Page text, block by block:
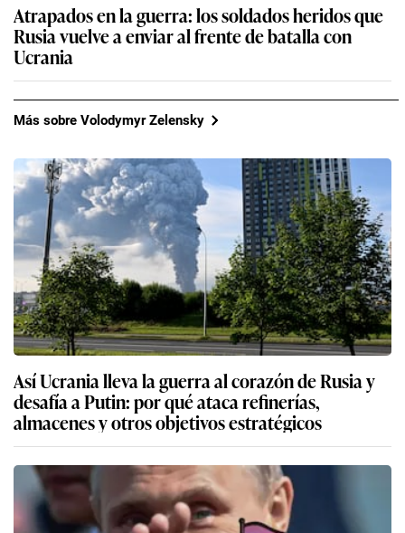
Atrapados en la guerra: los soldados heridos que
Rusia vuelve a enviar al frente de batalla con
Ucrania
Más sobre Volodymyr Zelensky
Así Ucrania lleva la guerra al corazón de Rusia y
desafía a Putin: por qué ataca refinerías,
almacenes y otros objetivos estratégicos